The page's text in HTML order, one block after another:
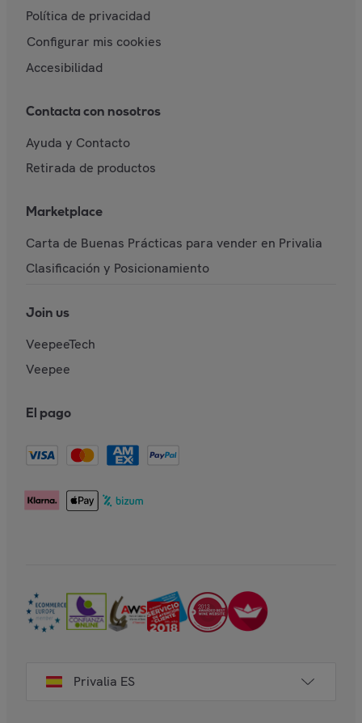
Política de privacidad
Configurar mis cookies
Accesibilidad
Contacta con nosotros
Ayuda y Contacto
Retirada de productos
Marketplace
Carta de Buenas Prácticas para vender en Privalia
Clasificación y Posicionamiento
Join us
VeepeeTech
Veepee
El pago
Privalia ES